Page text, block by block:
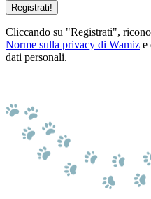
Registrati!
Cliccando su "Registrati",
Norme sulla privacy di Wamiz e
dati personali.